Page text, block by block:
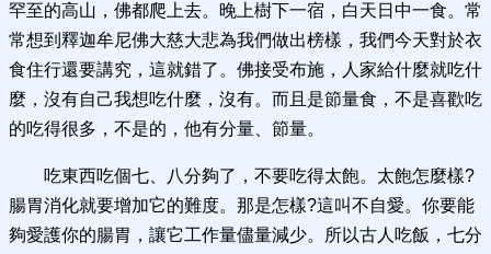
罕至的高山，佛都爬上去。晚上樹下一宿，白天日中一食。常
常想到釋迦牟尼佛大慈大悲為我們做出榜樣，我們今天對於衣
食住行還要講究，這就錯了。佛接受布施，人家給什麼就吃什
麼，沒有自己我想吃什麼，沒有。而且是節量食，不是喜歡吃
的吃得很多，不是的，他有分量、節量。
吃東西吃個七、八分夠了，不要吃得太飽。太飽怎麼樣?
腸胃消化就要增加它的難度。那是怎樣?這叫不自愛。你要能
夠愛護你的腸胃，讓它工作量儘量減少。所以古人吃飯，七分